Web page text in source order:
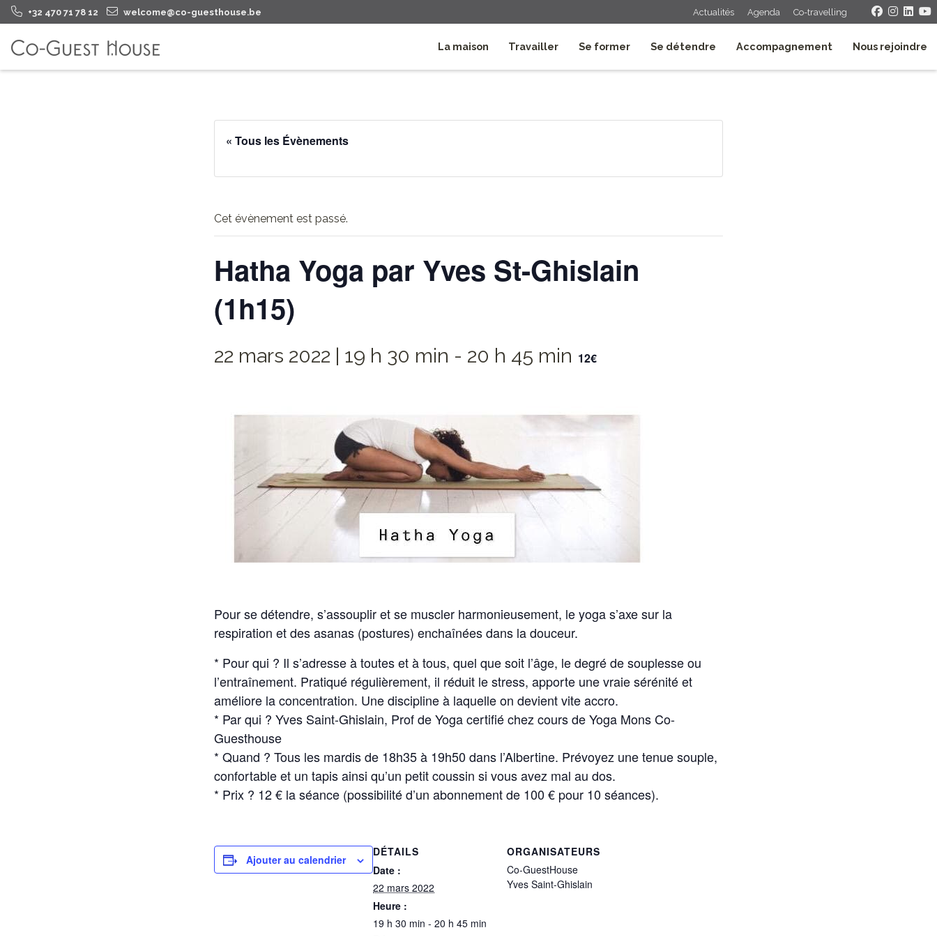
+32 470 71 78 12 welcome@co-guesthouse.be Actualités Agenda Co-travelling
La maison Travailler Se former Se détendre Accompagnement Nous rejoindre
« Tous les Évènements
Cet évènement est passé.
Hatha Yoga par Yves St-Ghislain
(1h15)
22 mars 2022 | 19 h 30 min - 20 h 45 min 12€
Pour se détendre, s’assouplir et se muscler harmonieusement, le yoga s’axe sur la
respiration et des asanas (postures) enchaînées dans la douceur.
* Pour qui ? Il s’adresse à toutes et à tous, quel que soit l’âge, le degré de souplesse ou
l’entraînement. Pratiqué régulièrement, il réduit le stress, apporte une vraie sérénité et
améliore la concentration. Une discipline à laquelle on devient vite accro.
* Par qui ? Yves Saint-Ghislain, Prof de Yoga certifié chez cours de Yoga Mons Co-
Guesthouse
* Quand ? Tous les mardis de 18h35 à 19h50 dans l’Albertine. Prévoyez une tenue souple,
confortable et un tapis ainsi qu’un petit coussin si vous avez mal au dos.
* Prix ? 12 € la séance (possibilité d’un abonnement de 100 € pour 10 séances).
Ajouter au calendrier
DÉTAILS
Date :
22 mars 2022
Heure :
19 h 30 min - 20 h 45 min
ORGANISATEURS
Co-GuestHouse
Yves Saint-Ghislain